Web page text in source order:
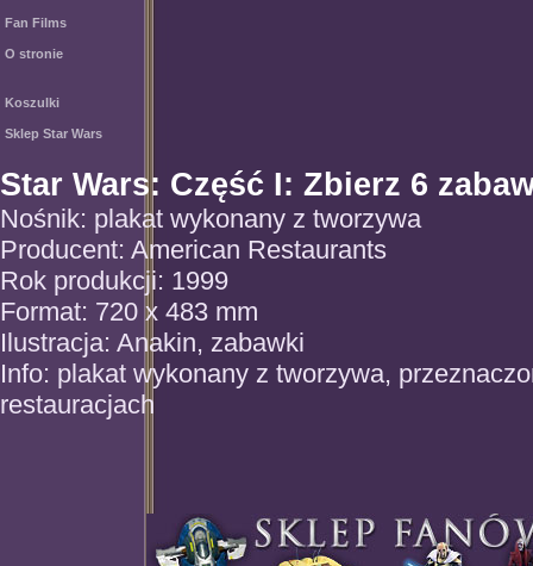
Fan Films
O stronie
Koszulki
Sklep Star Wars
Star Wars: Część I: Zbierz 6
Nośnik: plakat wykonany z tworzywa
Producent: American Restaurants
Rok produkcji: 1999
Format: 720 x 483 mm
Ilustracja: Anakin, zabawki
Info: plakat wykonany z tworzywa,
restauracjach